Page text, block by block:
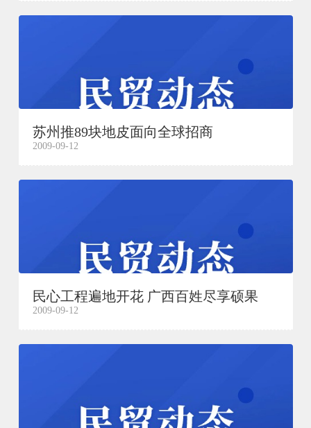
苏州推89块地皮面向全球招商
2009-09-12
民心工程遍地开花 广西百姓尽享硕果
2009-09-12